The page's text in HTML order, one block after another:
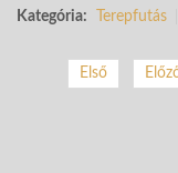
Kategória: Terepfutás
Első